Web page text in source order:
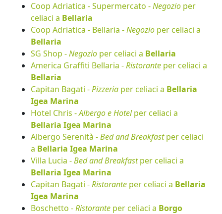
Coop Adriatica - Supermercato -Negozio per
celiaci a Bellaria
Coop Adriatica - Bellaria -Negozio per celiaci a
Bellaria
SG Shop -Negozio per celiaci a Bellaria
America Graffiti Bellaria -Ristorante per celiaci a
Bellaria
Capitan Bagati -Pizzeria per celiaci a Bellaria
Igea Marina
Hotel Chris -Albergo e Hotelper celiaci a
Bellaria Igea Marina
Albergo Serenità -Bed and Breakfastper celiaci
a Bellaria Igea Marina
Villa Lucia -Bed and Breakfastper celiaci a
Bellaria Igea Marina
Capitan Bagati -Ristorante per celiaci a Bellaria
Igea Marina
Boschetto -Ristorante per celiaci a Borgo